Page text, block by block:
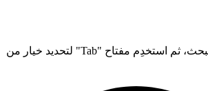
ابدأ الكتابة في مربع البحث، ثم استخدِم مفتاح "Tab" لتحديد خيار من